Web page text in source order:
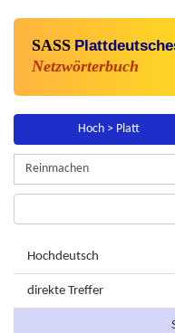
SASS
Netzwörterbuch
Hoch > Platt
Hochdeutsch
direkte Treffer